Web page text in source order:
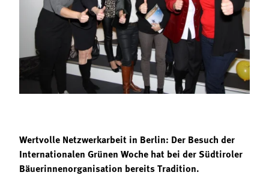
Mitgliedschaft
Landessekretariat
Bäuerliche Buffets
Hofgeschichten
Wertvolle Netzwerkarbeit in Berlin: Der Besuch der
Internationalen Grünen Woche hat bei der Südtiroler
Bäuerinnenorganisation bereits Tradition.